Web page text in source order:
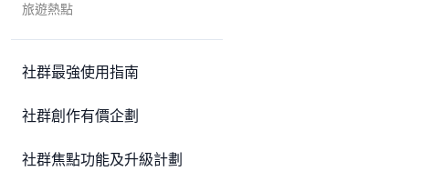
旅遊熱點
社群最強使用指南
社群創作有價企劃
社群焦點功能及升級計劃